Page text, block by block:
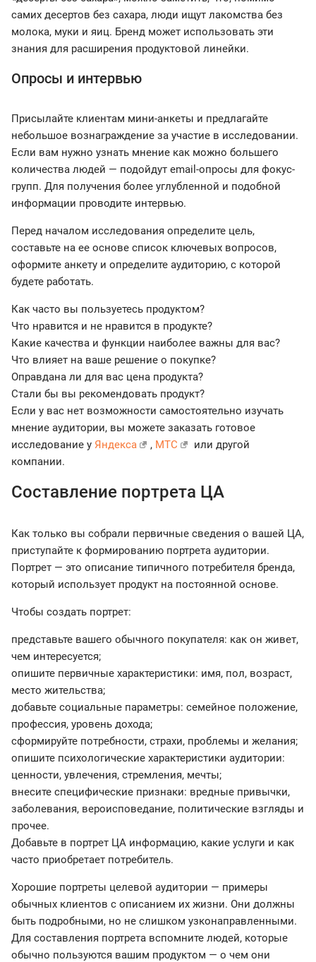
самих десертов без сахара, люди ищут лакомства без
молока, муки и яиц. Бренд может использовать эти
знания для расширения продуктовой линейки.
Опросы и интервью
Присылайте клиентам мини-анкеты и предлагайте
небольшое вознаграждение за участие в исследовании.
Если вам нужно узнать мнение как можно большего
количества людей — подойдут email-опросы для фокус-
групп. Для получения более углубленной и подобной
информации проводите интервью.
Перед началом исследования определите цель,
составьте на ее основе список ключевых вопросов,
оформите анкету и определите аудиторию, с которой
будете работать.
Как часто вы пользуетесь продуктом?
Что нравится и не нравится в продукте?
Какие качества и функции наиболее важны для вас?
Что влияет на ваше решение о покупке?
Оправдана ли для вас цена продукта?
Стали бы вы рекомендовать продукт?
Если у вас нет возможности самостоятельно изучать
мнение аудитории, вы можете заказать готовое
исследование у Яндекса , МТС
или другой
компании.
Составление портрета ЦА
Как только вы собрали первичные сведения о вашей ЦА,
приступайте к формированию портрета аудитории.
Портрет — это описание типичного потребителя бренда,
который использует продукт на постоянной основе.
Чтобы создать портрет:
представьте вашего обычного покупателя: как он живет,
чем интересуется;
опишите первичные характеристики: имя, пол, возраст,
место жительства;
добавьте социальные параметры: семейное положение,
профессия, уровень дохода;
сформируйте потребности, страхи, проблемы и желания;
опишите психологические характеристики аудитории:
ценности, увлечения, стремления, мечты;
внесите специфические признаки: вредные привычки,
заболевания, вероисповедание, политические взгляды и
прочее.
Добавьте в портрет ЦА информацию, какие услуги и как
часто приобретает потребитель.
Хорошие портреты целевой аудитории — примеры
обычных клиентов с описанием их жизни. Они должны
быть подробными, но не слишком узконаправленными.
Для составления портрета вспомните людей, которые
обычно пользуются вашим продуктом — о чем они